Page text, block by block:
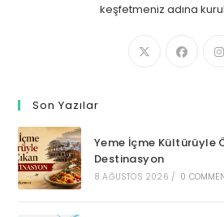
keşfetmeniz adına
Son Yazılar
Yeme İçme Kültürüyle
Destinasyon
8 AĞUSTOS 2026 / 0